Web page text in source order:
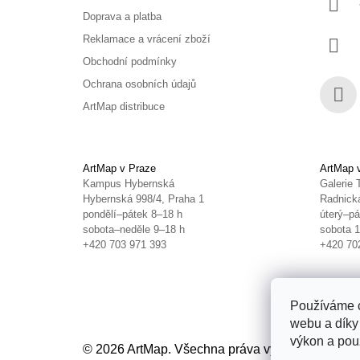
Používáme
webu a
výkon a
Doprava a platba
Reklamace a vrácení zboží
Obchodní podmínky
Ochrana osobních údajů
ArtMap distribuce
ArtMap v Praze
Kampus Hybernská
Hybernská 998/4, Praha 1
pondělí–pátek 8–18 h
sobota–neděle 9–18 h
+420 703 971 393
ArtMap
Galerie
sobota
+420
© 2026 ArtMap. Všechna práva vyhrazena.